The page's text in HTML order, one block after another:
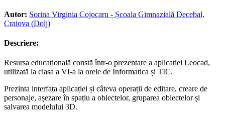
Autor: Sorina Virginia Cojocaru - Școala Gimnazială Decebal,
Craiova (Dolj)
Descriere:
Resursa educațională constă într-o prezentare a aplicației Leocad,
utilizată la clasa a VI-a la orele de Informatica și TIC.
Prezinta interfața aplicației și câteva operații de editare, creare de
personaje, așezare în spațiu a obiectelor, gruparea obiectelor și
salvarea modelului 3D.